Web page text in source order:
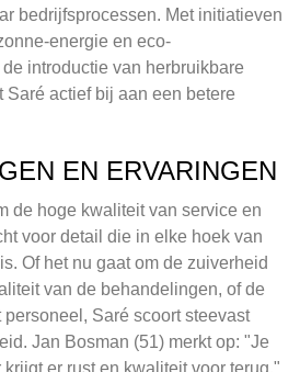
bedrijfsprocessen. Met initiatieven
energie en eco-
introductie van herbruikbare
actief bij aan een betere
EN ERVARINGEN
de hoge kwaliteit van service en
voor detail die in elke hoek van
Of het nu gaat om de zuiverheid
van de behandelingen, of de
Saré scoort steevast
Jan Bosman (51) merkt op: "Je